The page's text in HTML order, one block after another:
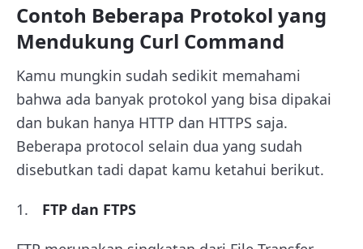
Contoh Beberapa Protokol yang
Mendukung Curl Command
Kamu mungkin sudah sedikit memahami
bahwa ada banyak protokol yang bisa dipakai
dan bukan hanya HTTP dan HTTPS saja.
Beberapa protocol selain dua yang sudah
disebutkan tadi dapat kamu ketahui berikut.
FTP dan FTPS